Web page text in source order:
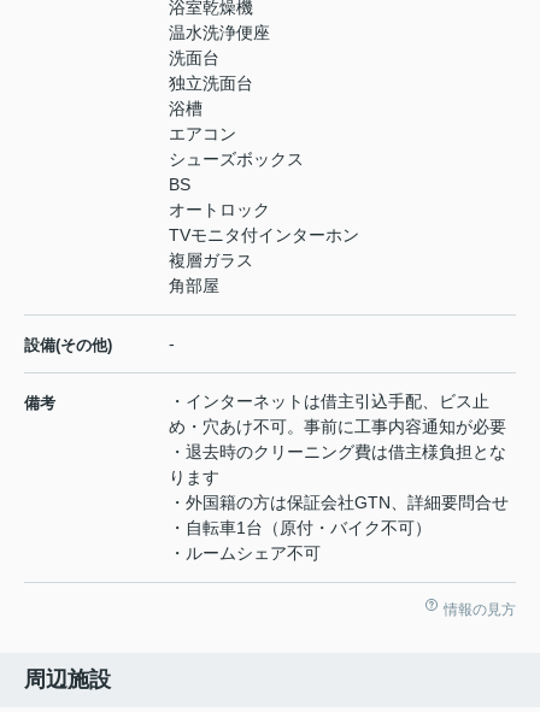
浴室乾燥機
温水洗浄便座
洗面台
独立洗面台
浴槽
エアコン
シューズボックス
BS
オートロック
TVモニタ付インターホン
複層ガラス
角部屋
設備(その他) -
備考
・インターネットは借主引込手配、ビス止
め・穴あけ不可。事前に工事内容通知が必要
・退去時のクリーニング費は借主様負担とな
ります
・外国籍の方は保証会社GTN、詳細要問合せ
・自転車1台（原付・バイク不可）
・ルームシェア不可
情報の見方
周辺施設